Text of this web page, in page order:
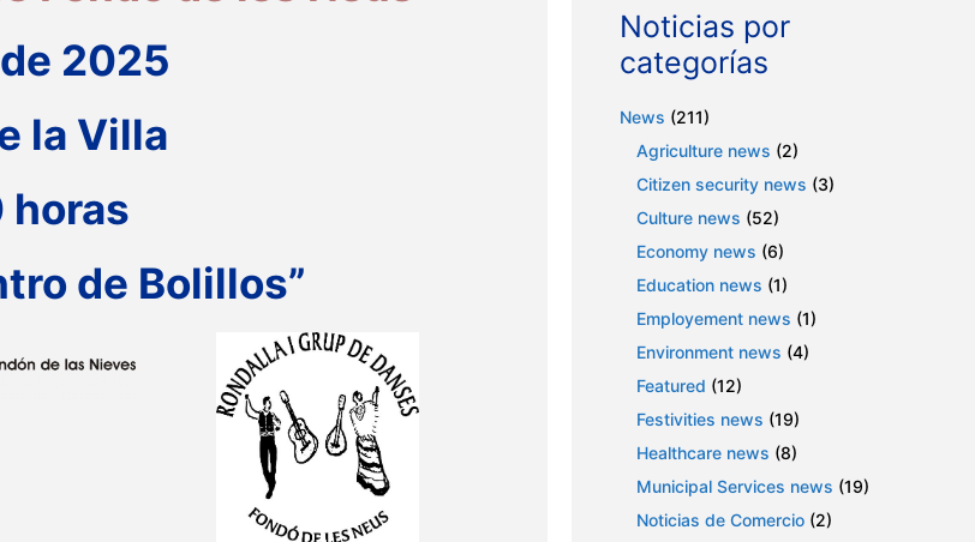
2025
la Villa
horas
de Bolillos”
Noticias por
categorías
News (211)
Agriculture news (2)
Citizen security news (3)
Culture news (52)
Economy news (6)
Education news (1)
Employement news (1)
Environment news (4)
Featured (12)
Festivities news (19)
Healthcare news (8)
Municipal Services news (19)
Noticias de Comercio (2)